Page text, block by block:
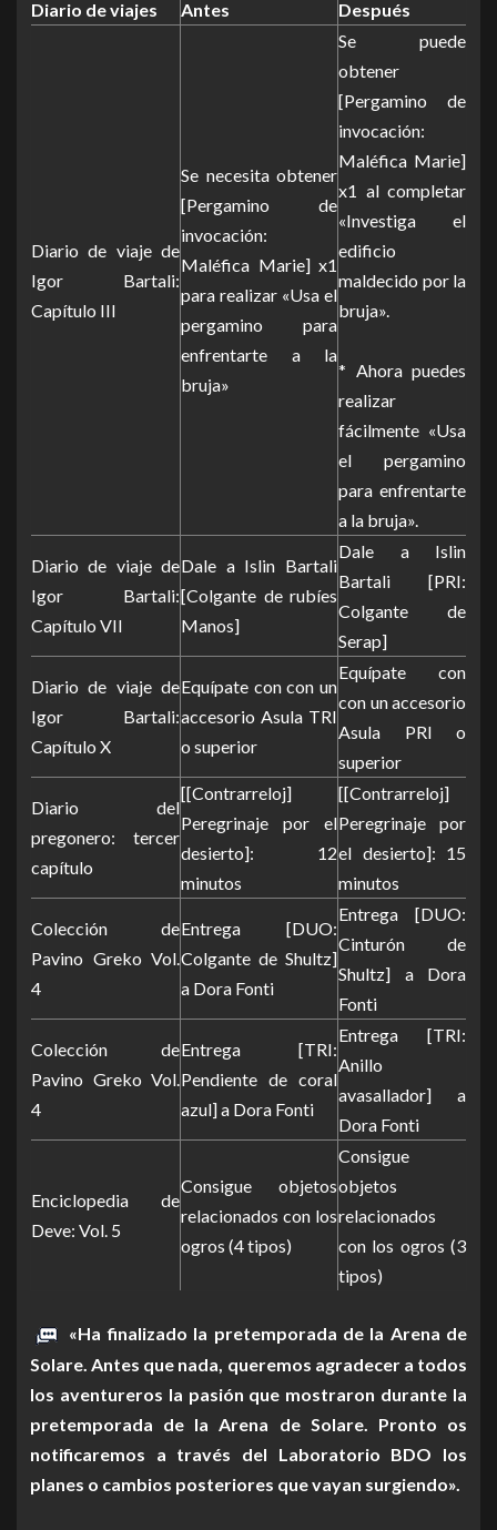
Diario de viajes Antes Después
Diario de viaje de
Igor Bartali:
Capítulo III
Se necesita obtener
[Pergamino de
invocación:
Maléfica Marie] x1
para realizar «Usa el
pergamino para
enfrentarte a la
bruja»
Se puede
obtener
[Pergamino de
invocación:
Maléfica Marie]
x1 al completar
«Investiga el
edificio
maldecido por la
bruja».
* Ahora puedes
realizar
fácilmente «Usa
el pergamino
para enfrentarte
a la bruja».
Diario de viaje de
Igor Bartali:
Capítulo VII
Dale a Islin Bartali
[Colgante de rubíes
Manos]
Dale a Islin
Bartali [PRI:
Colgante de
Serap]
Diario de viaje de
Igor Bartali:
Capítulo X
Equípate con con un
accesorio Asula TRI
o superior
Equípate con
con un accesorio
Asula PRI o
superior
Diario del
pregonero: tercer
capítulo
[[Contrarreloj]
Peregrinaje por el
desierto]: 12
minutos
[[Contrarreloj]
Peregrinaje por
el desierto]: 15
minutos
Colección de
Pavino Greko Vol.
4
Entrega [DUO:
Colgante de Shultz]
a Dora Fonti
Entrega [DUO:
Cinturón de
Shultz] a Dora
Fonti
Colección de
Pavino Greko Vol.
4
Entrega [TRI:
Pendiente de coral
azul] a Dora Fonti
Entrega [TRI:
Anillo
avasallador] a
Dora Fonti
Enciclopedia de
Deve: Vol. 5
Consigue objetos
relacionados con los
ogros (4 tipos)
Consigue
objetos
relacionados
con los ogros (3
tipos)
«Ha finalizado la pretemporada de la Arena de
Solare. Antes que nada, queremos agradecer a todos
los aventureros la pasión que mostraron durante la
pretemporada de la Arena de Solare. Pronto os
notificaremos a través del Laboratorio BDO los
planes o cambios posteriores que vayan surgiendo».